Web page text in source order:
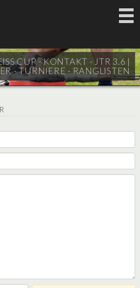
CUP - KONTAKT - JTR 3.6 |
- TURNIERE - RANGLISTEN